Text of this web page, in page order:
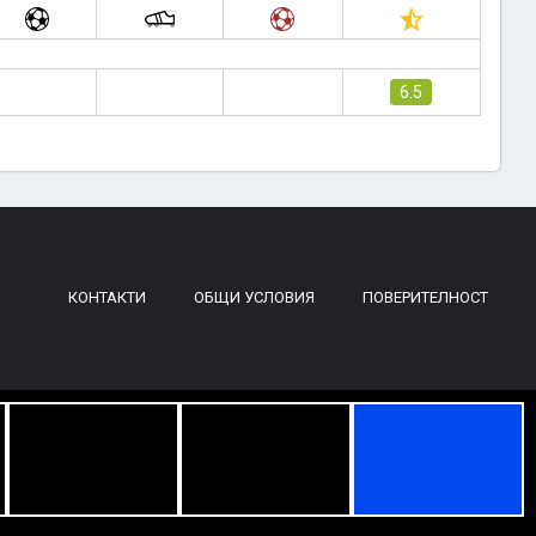
6.5
КОНТАКТИ ОБЩИ УСЛОВИЯ ПОВЕРИТЕЛНОСТ